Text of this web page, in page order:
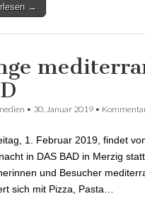
→
• 30. Januar 2019 •
1. Februar 2019, findet
in DAS BAD in Merzig
und Besucher
sich mit Pizza, Pasta…